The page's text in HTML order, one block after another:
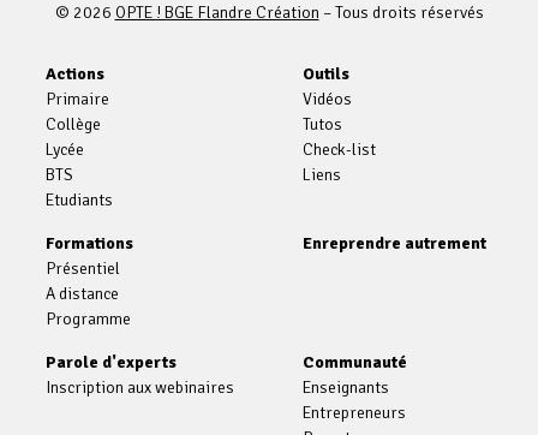
© 2026 OPTE ! BGE Flandre Création – Tous droits réservés
Actions
Primaire
Collège
Lycée
BTS
Etudiants
Outils
Vidéos
Tutos
Check-list
Liens
Formations
Présentiel
A distance
Programme
Enreprendre autrement
Parole d'experts
Inscription aux webinaires
Communauté
Enseignants
Entrepreneurs